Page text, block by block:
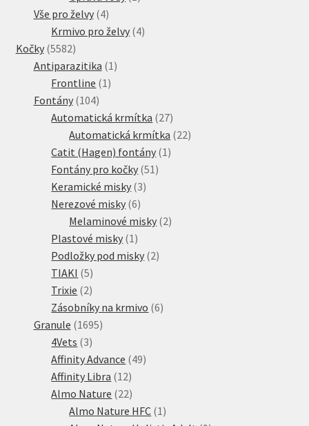
Vše pro želvy 44
produkty
Krmivo pro želvy 44
Kočky 55825582
produktů
Antiparazitika 1 1
Frontline 1 1
Fontány 104104
produktů
Automatická krmítka 2727
produktů
Automatická krmítka 2222
Catit (Hagen) fontány 1 1
Fontány pro kočky 51 51
Keramické misky 33
Nerezové misky 66
produktů
Melaminové misky 22
Plastové misky 1 1
produkt
Podložky pod misky 22
TIAKI 55
produktů
Trixie 22
produkty
Zásobníky na krmivo 66
Granule 16951695
4Vets 33
produkty
Affinity Advance 4949
Affinity Libra 1212
produktů
Almo Nature 2222
produktů
Almo Nature HFC 1 1